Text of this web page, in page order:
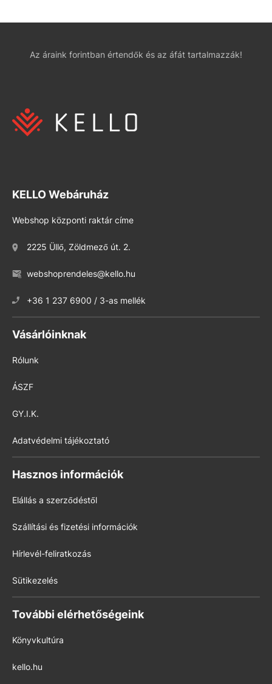
Az áraink forintban értendők és az áfát tartalmazzák!
KELLO Webáruház
Webshop központi raktár címe
2225 Üllő, Zöldmező út. 2.
webshoprendeles@kello.hu
+36 1 237 6900 / 3-as mellék
Vásárlóinknak
Rólunk
ÁSZF
GY.I.K.
Adatvédelmi tájékoztató
Hasznos információk
Elállás a szerződéstől
Szállítási és fizetési információk
Hírlevél-feliratkozás
Sütikezelés
További elérhetőségeink
Könyvkultúra
kello.hu